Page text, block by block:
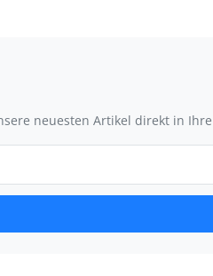
neuesten Artikel direkt in